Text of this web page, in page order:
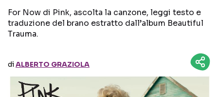
GOSSIP E CURIOSITÀ
TALENT SHOW
For Now di Pink, ascolta la canzone, leggi testo e
traduzione del brano estratto dall’album Beautiful
Trauma.
diALBERTO GRAZIOLA